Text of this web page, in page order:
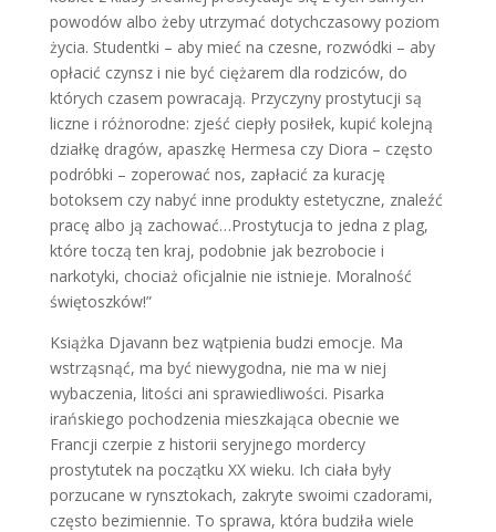
powodów albo żeby utrzymać dotychczasowy poziom
życia. Studentki – aby mieć na czesne, rozwódki – aby
opłacić czynsz i nie być ciężarem dla rodziców, do
których czasem powracają. Przyczyny prostytucji są
liczne i różnorodne: zjeść ciepły posiłek, kupić kolejną
działkę dragów, apaszkę Hermesa czy Diora – często
podróbki – zoperować nos, zapłacić za kurację
botoksem czy nabyć inne produkty estetyczne, znaleźć
pracę albo ją zachować…Prostytucja to jedna z plag,
które toczą ten kraj, podobnie jak bezrobocie i
narkotyki, chociaż oficjalnie nie istnieje. Moralność
świętoszków!”
Książka Djavann bez wątpienia budzi emocje. Ma
wstrząsnąć, ma być niewygodna, nie ma w niej
wybaczenia, litości ani sprawiedliwości. Pisarka
irańskiego pochodzenia mieszkająca obecnie we
Francji czerpie z historii seryjnego mordercy
prostytutek na początku XX wieku. Ich ciała były
porzucane w rynsztokach, zakryte swoimi czadorami,
często bezimiennie. To sprawa, która budziła wiele